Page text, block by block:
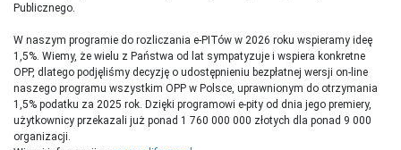
Publicznego.
W naszym programie do rozliczania e-PITów w 2026 roku wspieramy ideę
1,5%. Wiemy, że wielu z Państwa od lat sympatyzuje i wspiera konkretne
OPP, dlatego podjęliśmy decyzję o udostępnieniu bezpłatnej wersji on-line
naszego programu wszystkim OPP w Polsce, uprawnionym do otrzymania
1,5% podatku za 2025 rok. Dzięki programowi e-pity od dnia jego premiery,
użytkownicy przekazali już ponad 1 760 000 000 złotych dla ponad 9 000
organizacji.